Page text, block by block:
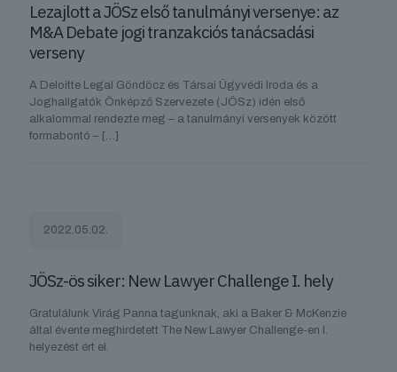
Lezajlott a JÖSz első tanulmányi versenye: az
M&A Debate jogi tranzakciós tanácsadási
verseny
A Deloitte Legal Göndöcz és Társai Ügyvédi Iroda és a
Joghallgatók Önképző Szervezete (JÖSz) idén első
alkalommal rendezte meg – a tanulmányi versenyek között
formabontó – […]
2022.05.02.
JÖSz-ös siker: New Lawyer Challenge I. hely
Gratulálunk Virág Panna tagunknak, aki a Baker & McKenzie
által évente meghirdetett The New Lawyer Challenge-en I.
helyezést ért el.